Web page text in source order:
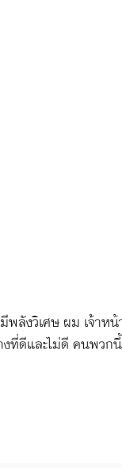
ลังวิเศษ ผม เจ้าห
ดีและไม่ดี คนพวก
จะถูกหรือผิด เรื่อง